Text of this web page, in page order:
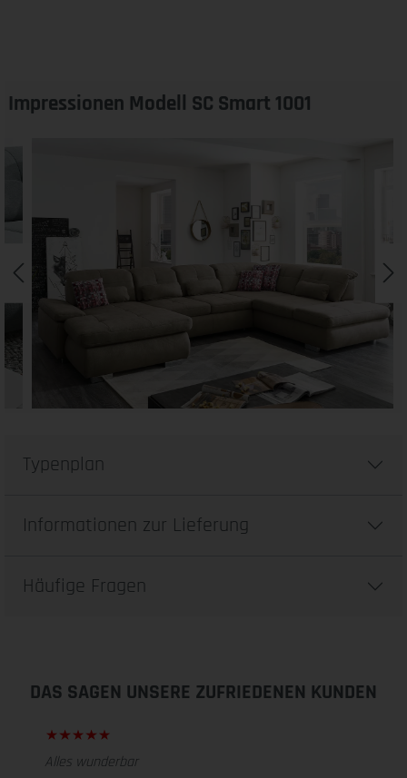
Impressionen Modell SC Smart 1001
Typenplan
Informationen zur Lieferung
Häufige Fragen
DAS SAGEN UNSERE ZUFRIEDENEN KUNDEN
Alles wunderbar